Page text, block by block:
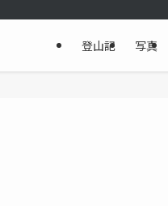
登山記 写真